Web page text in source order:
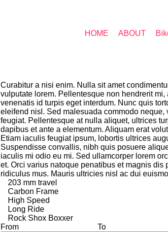
HOME ABOUT
Curabitur a nisi enim. Nulla sit amet
vulputate lorem. Pellentesque non hendrerit
venenatis id turpis eget interdum. Nunc quis
eleifend nisl. Sed malesuada commodo
feugiat. Pellentesque at nulla aliquet, ultrices
dapibus et ante a elementum. Aliquam erat
Etiam iaculis feugiat ipsum, lobortis ultrices
Suspendisse convallis, nibh quis posuere
iaculis mi odio eu mi. Sed ullamcorper lorem
et. Orci varius natoque penatibus et magnis dis
ridiculus mus. Mauris ultricies nisl ac dui
203 mm travel
Carbon Frame
High Speed
Long Ride
Rock Shox Boxxer
From
To